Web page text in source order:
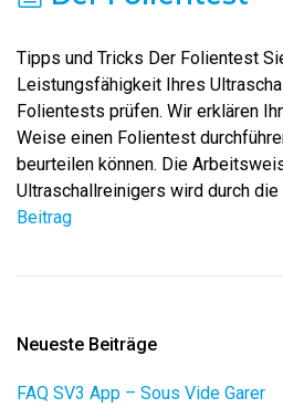
Tipps und Tricks Der Folientest
Leistungsfähigkeit Ihres
Folientests prüfen. Wir erklären
Weise einen Folientest
beurteilen können. Die
Ultraschallreinigers wird durch
Beitrag
Neueste Beiträge
FAQ SV3 App – Sous Vide Garer